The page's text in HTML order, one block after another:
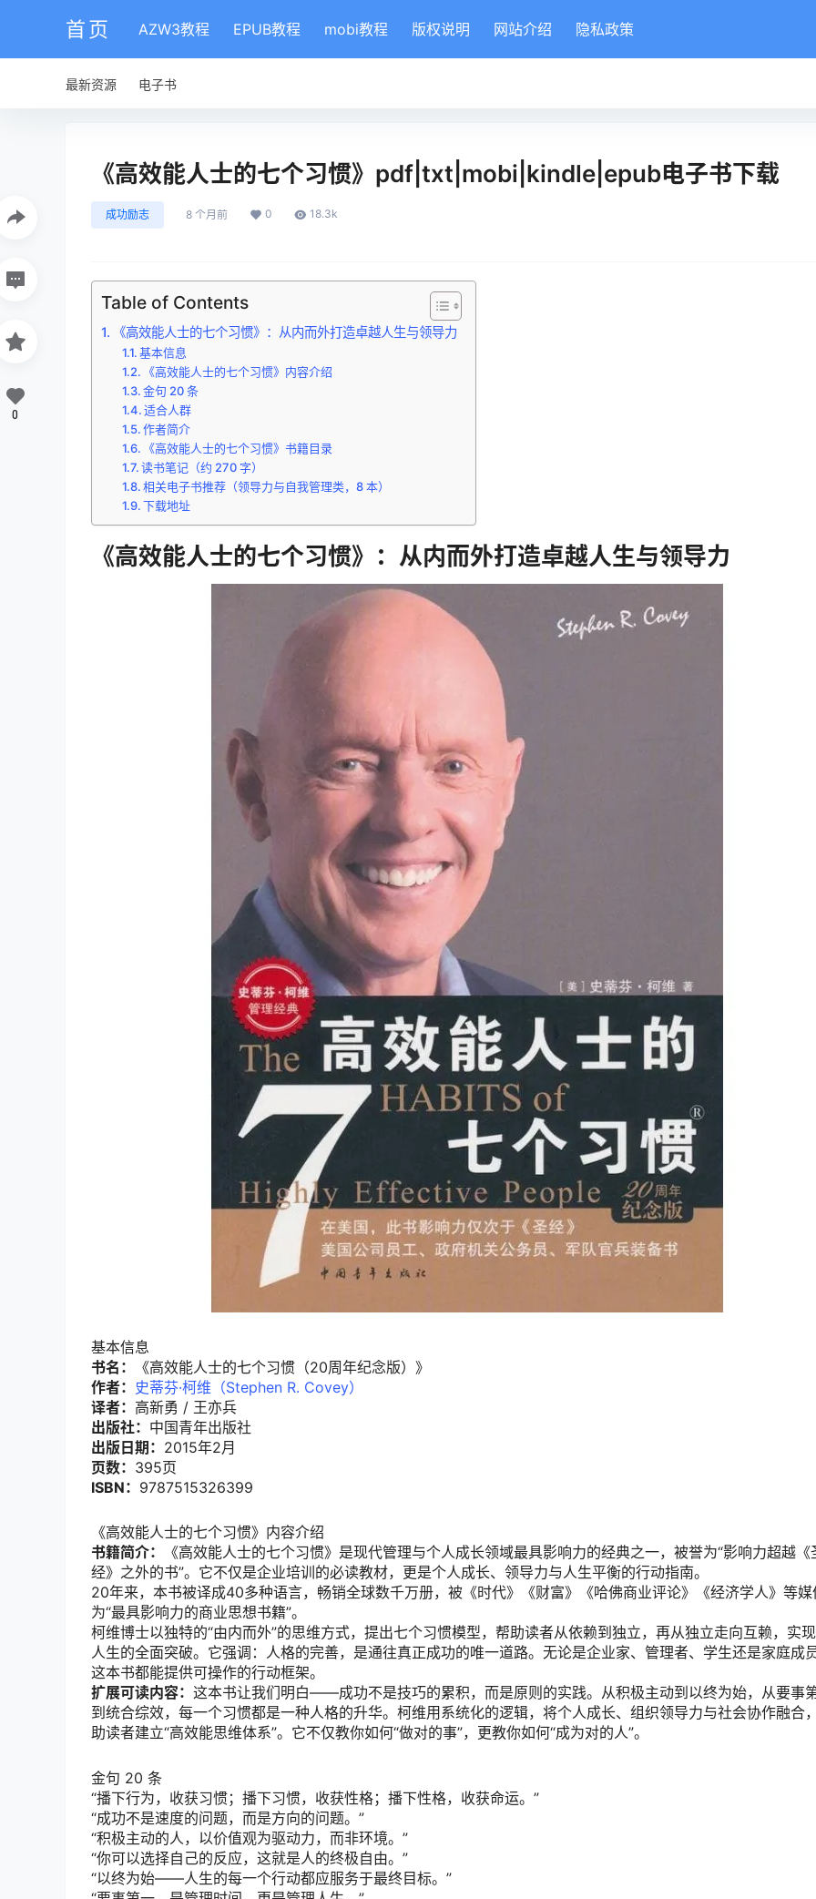
首页 AZW3教程 EPUB教程 mobi教程 版权说明 网站介绍 隐私政策
最新资源 电子书
《高效能人士的七个习惯》pdf|txt|mobi|kindle|epub电子书下载
成功励志 8 个月前 0 18.3k
Table of Contents
《高效能人士的七个习惯》：从内而外打造卓越人生与领导力
基本信息
《高效能人士的七个习惯》内容介绍
金句 20 条
适合人群
作者简介
《高效能人士的七个习惯》书籍目录
读书笔记（约 270 字）
相关电子书推荐（领导力与自我管理类，8 本）
下载地址
《高效能人士的七个习惯》：从内而外打造卓越人生与领导力
基本信息
书名：
《高效能人士的七个习惯（20周年纪念版）》
作者： 史蒂芬·柯维（Stephen R. Covey）
译者： 高新勇 / 王亦兵
出版社： 中国青年出版社
出版日期： 2015年2月
页数： 395页
ISBN： 9787515326399
《高效能人士的七个习惯》内容介绍
书籍简介：
《高效能人士的七个习惯》是现代管理与个人成长领域最具影响力的经典之一，被誉为“影响力超越《
经》之外的书”。它不仅是企业培训的必读教材，更是个人成长、领导力与人生平衡的行动指南。
20年来，本书被译成40多种语言，畅销全球数千万册，被《时代》《财富》《哈佛商业评论》《经济学人》等媒
为“最具影响力的商业思想书籍”。
柯维博士以独特的“由内而外”的思维方式，提出七个习惯模型，帮助读者从依赖到独立，再从独立走向互赖，实
人生的全面突破。它强调：人格的完善，是通往真正成功的唯一道路。无论是企业家、管理者、学生还是家庭成员
这本书都能提供可操作的行动框架。
扩展可读内容： 这本书让我们明白——成功不是技巧的累积，而是原则的实践。从积极主动到以终为始，从要事
到统合综效，每一个习惯都是一种人格的升华。柯维用系统化的逻辑，将个人成长、组织领导力与社会协作融合
助读者建立“高效能思维体系”。它不仅教你如何“做对的事”，更教你如何“成为对的人”。
金句 20 条
“播下行为，收获习惯；播下习惯，收获性格；播下性格，收获命运。”
“成功不是速度的问题，而是方向的问题。”
“积极主动的人，以价值观为驱动力，而非环境。”
“你可以选择自己的反应，这就是人的终极自由。”
“以终为始——人生的每一个行动都应服务于最终目标。”
0